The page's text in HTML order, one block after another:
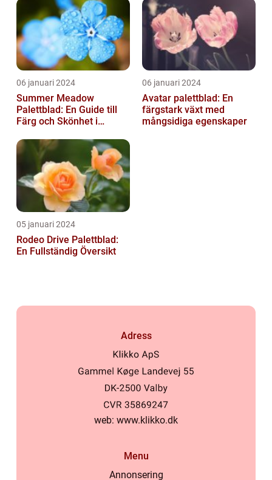
06 januari 2024
Summer Meadow
Palettblad: En Guide till
Färg och Skönhet i
06 januari 2024
Avatar palettblad: En
färgstark växt med
mångsidiga egenskaper
05 januari 2024
Rodeo Drive Palettblad:
En Fullständig Översikt
Adress
web: www.klikko.dk
Menu
Annonsering